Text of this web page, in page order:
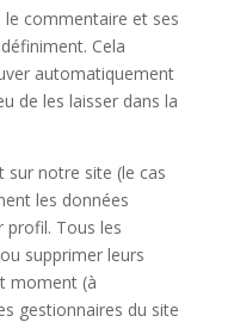
le commentaire et ses
Cela
automatiquement
de les laisser dans la
sur notre site (le cas
les données
profil. Tous les
supprimer leurs
moment (à
gestionnaires du site